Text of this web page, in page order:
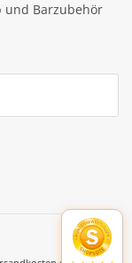
und Barzubehör